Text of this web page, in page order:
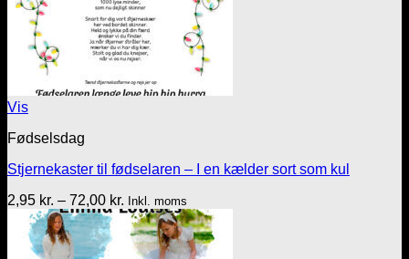
Vis
Fødselsdag
Stjernekaster til fødselaren – I en kælder sort som kul
2,95 kr. – 72,00 kr. Prisinterval:
2,95 kr.
til
72,00 kr.
Inkl. moms